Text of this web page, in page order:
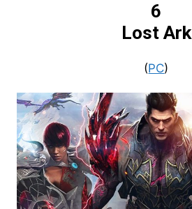
6
Lost Ark
(PC)